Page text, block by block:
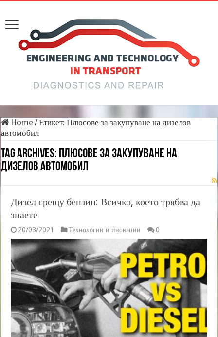
Home /Етикет:Плюсове за закупуване на дизелов
автомобил
Tag Archives: Плюсове за закупуване на
дизелов автомобил
Дизел срещу бензин: Всичко, което трябва да
знаете
20/03/2021 Технологии и иновации 0